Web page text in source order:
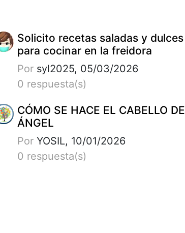
Solicito recetas saladas y dulces
para cocinar en la freidora
Porsyl2025, 05/03/2026
0 respuesta(s)
CÓMO SE HACE EL CABELLO DE
ÁNGEL
PorYOSIL, 10/01/2026
0 respuesta(s)